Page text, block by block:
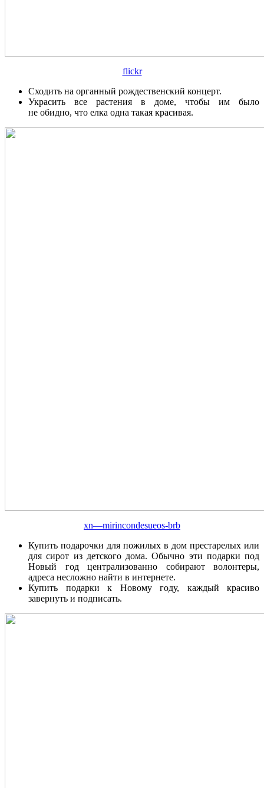
flickr
Сходить на органный рождественский концерт.
Украсить все растения в доме, чтобы им было
не обидно, что елка одна такая красивая.
xn—mirincondesueos-brb
Купить подарочки для пожилых в дом престарелых или
для сирот из детского дома. Обычно эти подарки под
Новый год централизованно собирают волонтеры,
адреса несложно найти в интернете.
Купить подарки к Новому году, каждый красиво
завернуть и подписать.